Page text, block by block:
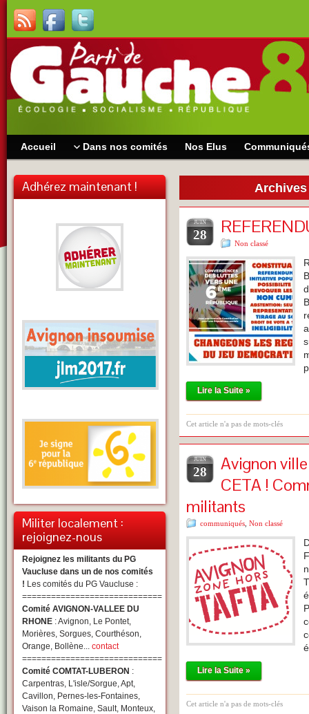
Accueil Dans nos comités Nos Elus
Adhérez maintenant !
Militer localement :
rejoignez-nous
Rejoignez les militants du PG
Vaucluse dans un de nos comités
! Les comités du PG Vaucluse :
=============================
Comité AVIGNON-VALLEE DU
RHONE : Avignon, Le Pontet,
Morières, Sorgues, Courthéson,
Orange, Bollène... contact
=============================
Comité COMTAT-LUBERON :
Carpentras, L'isle/Sorgue, Apt,
Cavillon, Pernes-les-Fontaines,
Vaison la Romaine, Sault, Monteux,
JUIN
28
Non classé
Lire la Suite »
Cet article n'a pas de mots-clés
JUIN
28
Avignon
CETA !
militants
communiqués Non classé
Lire la Suite »
Cet article n'a pas de mots-clés